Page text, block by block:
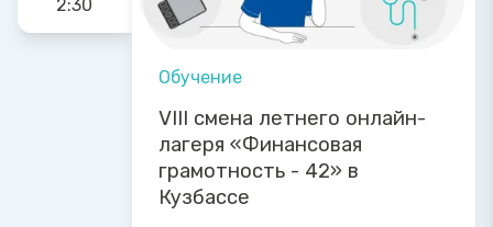
2:30
Обучение
VIII смена летнего онлайн-
лагеря «Финансовая
грамотность - 42» в
Кузбассе